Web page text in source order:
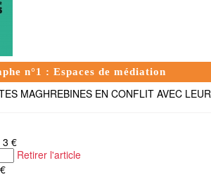
n°1 : Espaces de médiation
MAGHREBINES EN CONFLIT AVEC
3 €
Retirer l'article